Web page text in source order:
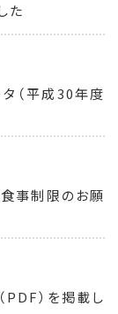
た
（平成30年度
事制限のお願
PDF）を掲載し